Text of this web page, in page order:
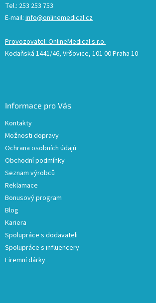
Tel.: 253 253 753
E-mail: info@onlinemedical.cz
Provozovatel: OnlineMedical s.r.o.
Kodaňská 1441/46, Vršovice, 101 00 Praha 10
Informace pro Vás
Kontakty
Možnosti dopravy
Ochrana osobních údajů
Obchodní podmínky
Seznam výrobců
Reklamace
Bonusový program
Blog
Kariera
Spolupráce s dodavateli
Spolupráce s influencery
Firemní dárky